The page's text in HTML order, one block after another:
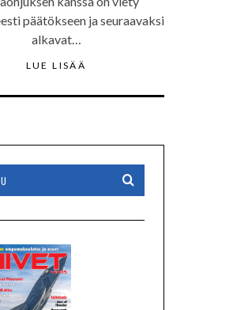
päätökseen ja seuraavaksi
alkavat…
LUE LISÄÄ